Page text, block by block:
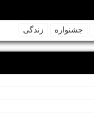
جشنواره زندگی